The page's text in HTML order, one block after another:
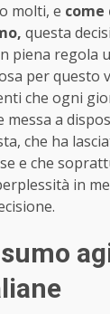
molti, e come
questa
piena regola
per questo
che ogni
messa a
che ha
e che
in